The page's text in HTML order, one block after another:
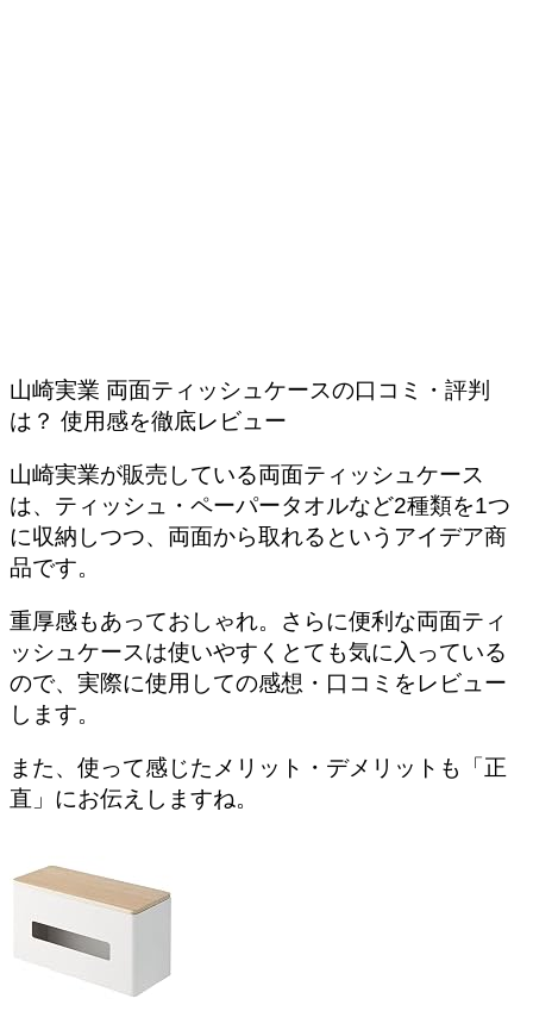
山崎実業 両面ティッシュケースの口コミ・評判
は？ 使用感を徹底レビュー
山崎実業が販売している両面ティッシュケース
は、ティッシュ・ペーパータオルなど2種類を1つ
に収納しつつ、両面から取れるというアイデア商
品です。
重厚感もあっておしゃれ。さらに便利な両面ティ
ッシュケースは使いやすくとても気に入っている
ので、実際に使用しての感想・口コミをレビュー
します。
また、使って感じたメリット・デメリットも「正
直」にお伝えしますね。